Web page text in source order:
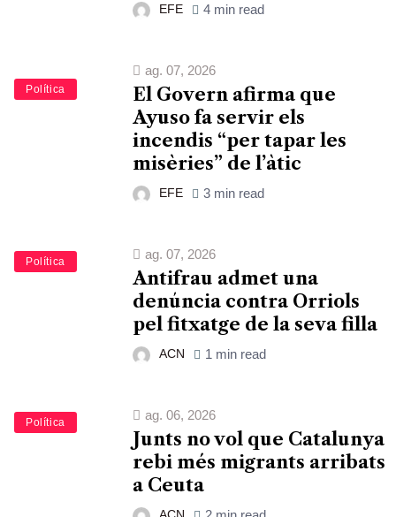
EFE 4 min read
Política
ag. 07, 2026
El Govern afirma que
Ayuso fa servir els
incendis “per tapar les
misèries” de l’àtic
EFE 3 min read
Política
ag. 07, 2026
Antifrau admet una
denúncia contra Orriols
pel fitxatge de la seva filla
ACN 1 min read
Política
ag. 06, 2026
Junts no vol que Catalunya
rebi més migrants arribats
a Ceuta
ACN